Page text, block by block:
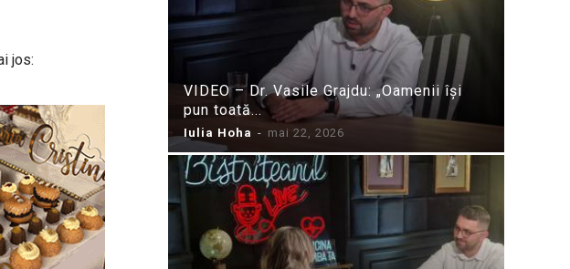
jos:
VIDEO – Dr. Vasile Grajdu: „Oamenii își
pun toată...
Iulia Hoha - mai 22, 2026